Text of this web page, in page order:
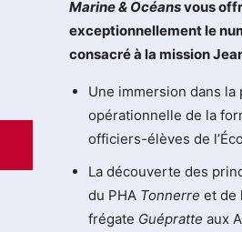
Marine & Océansvous
exceptionnellement le
consacré à la mission
Une immersion dans la
opérationnelle de la
officiers-élèves de
La découverte des
du PHA Tonnerre et de
frégate Guépratte aux